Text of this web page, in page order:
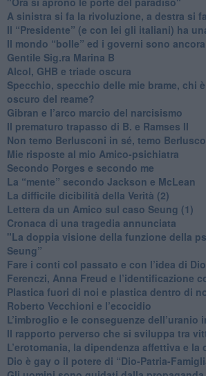
​A sinistra si fa la rivoluzione, a destra si
​Il “Presidente” (e con lei gli italiani) ha
​Il mondo “bolle” ed i governi sono
​Gentile Sig.ra Marina B
​Alcol, GHB e triade oscura
​Specchio, specchio delle mie brame, chi
oscuro del reame?
​Gibran e l’arco marcio del narcisismo
​Il prematuro trapasso di B. e Ramses II
​Non temo Berlusconi in sé, temo
​Mie risposte al mio Amico-psichiatra
​Secondo Porges e secondo me
​La “mente” secondo Jackson e McLean
La difficile dicibilità della Verità (2)
​Lettera da un Amico sul caso Seung (1)
​Cronaca di una tragedia annunciata
"​La doppia visione della funzione della
Seung”
​Fare i conti col passato e con l’idea di Dio
​Ferenczi, Anna Freud e l’identificazione
Plastica fuori di noi e plastica dentro di
​Roberto Vecchioni e l’ecocidio
​L’imbroglio e le conseguenze dell’uranio
​Il rapporto perverso che si sviluppa tra
L’erotomania, la dipendenza affettiva e la
​Dio è gay o il potere di “Dio-Patria-